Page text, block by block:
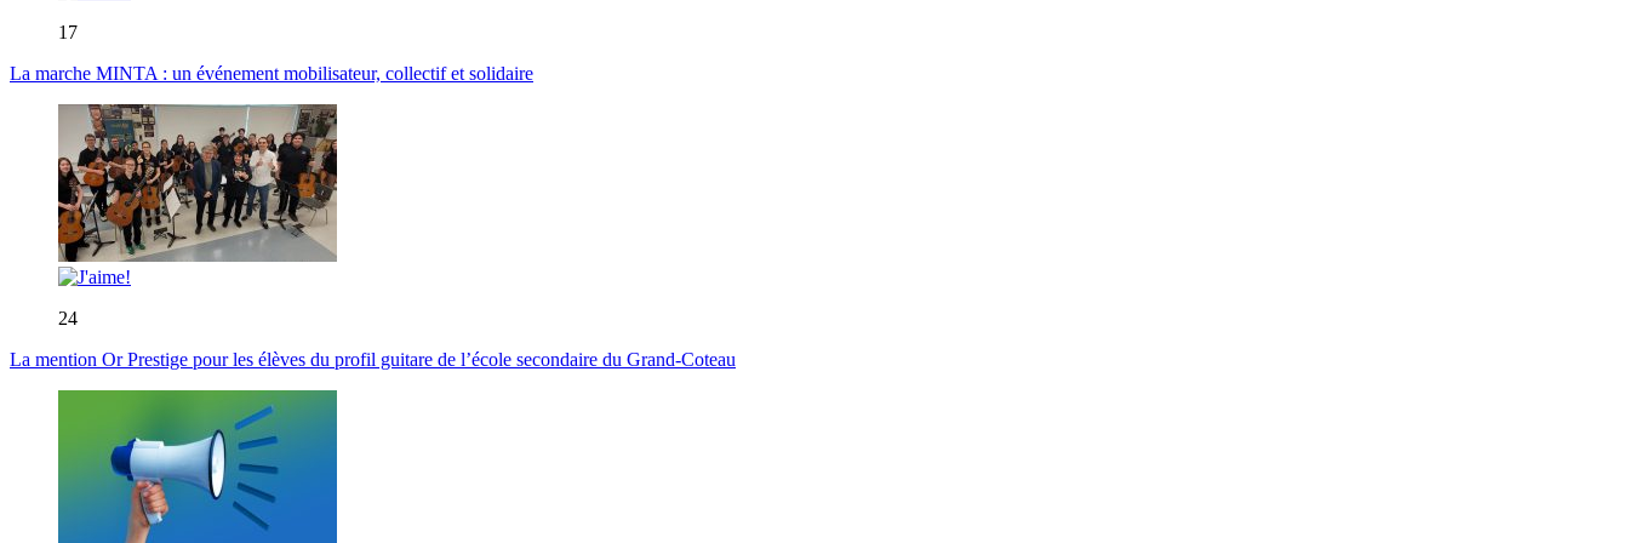
17
La marche MINTA : un événement mobilisateur, collectif et solidaire
24
La mention Or Prestige pour les élèves du profil guitare de l’école secondaire du Grand-Coteau